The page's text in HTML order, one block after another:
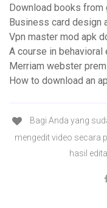
Download books
Business card design
Vpn master mod apk
A course in
Merriam webster
How to download an
Bagi Anda yang
mengedit video secara
hasil